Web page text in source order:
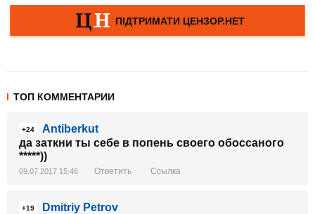
ТОП КОММЕНТАРИИ
+24
Antiberkut
да заткни ты себе в попень своего обоссаного
*****))
09.07.2017 15:46 Ответить Ссылка
+19
Dmitriy Petrov